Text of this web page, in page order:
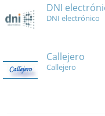
DNI
DNI electrónico
Callejero
Callejero